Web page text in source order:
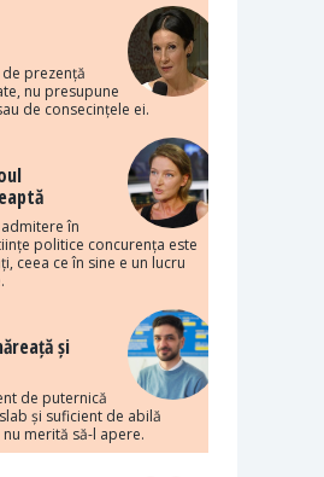
prezență
nu presupune
de consecințele ei.
în
politice concurența este
ceea ce în sine e un lucru
și
de puternică
și suficient de abilă
merită să-l apere.